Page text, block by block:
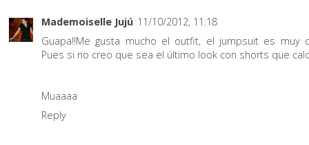
Mademoiselle Jujú 11/10/2012, 11:18
Guapa!!Me gusta mucho el outfit, el jumpsuit es muy
Pues si no creo que sea el último look con shorts que
Muaaaa
Reply